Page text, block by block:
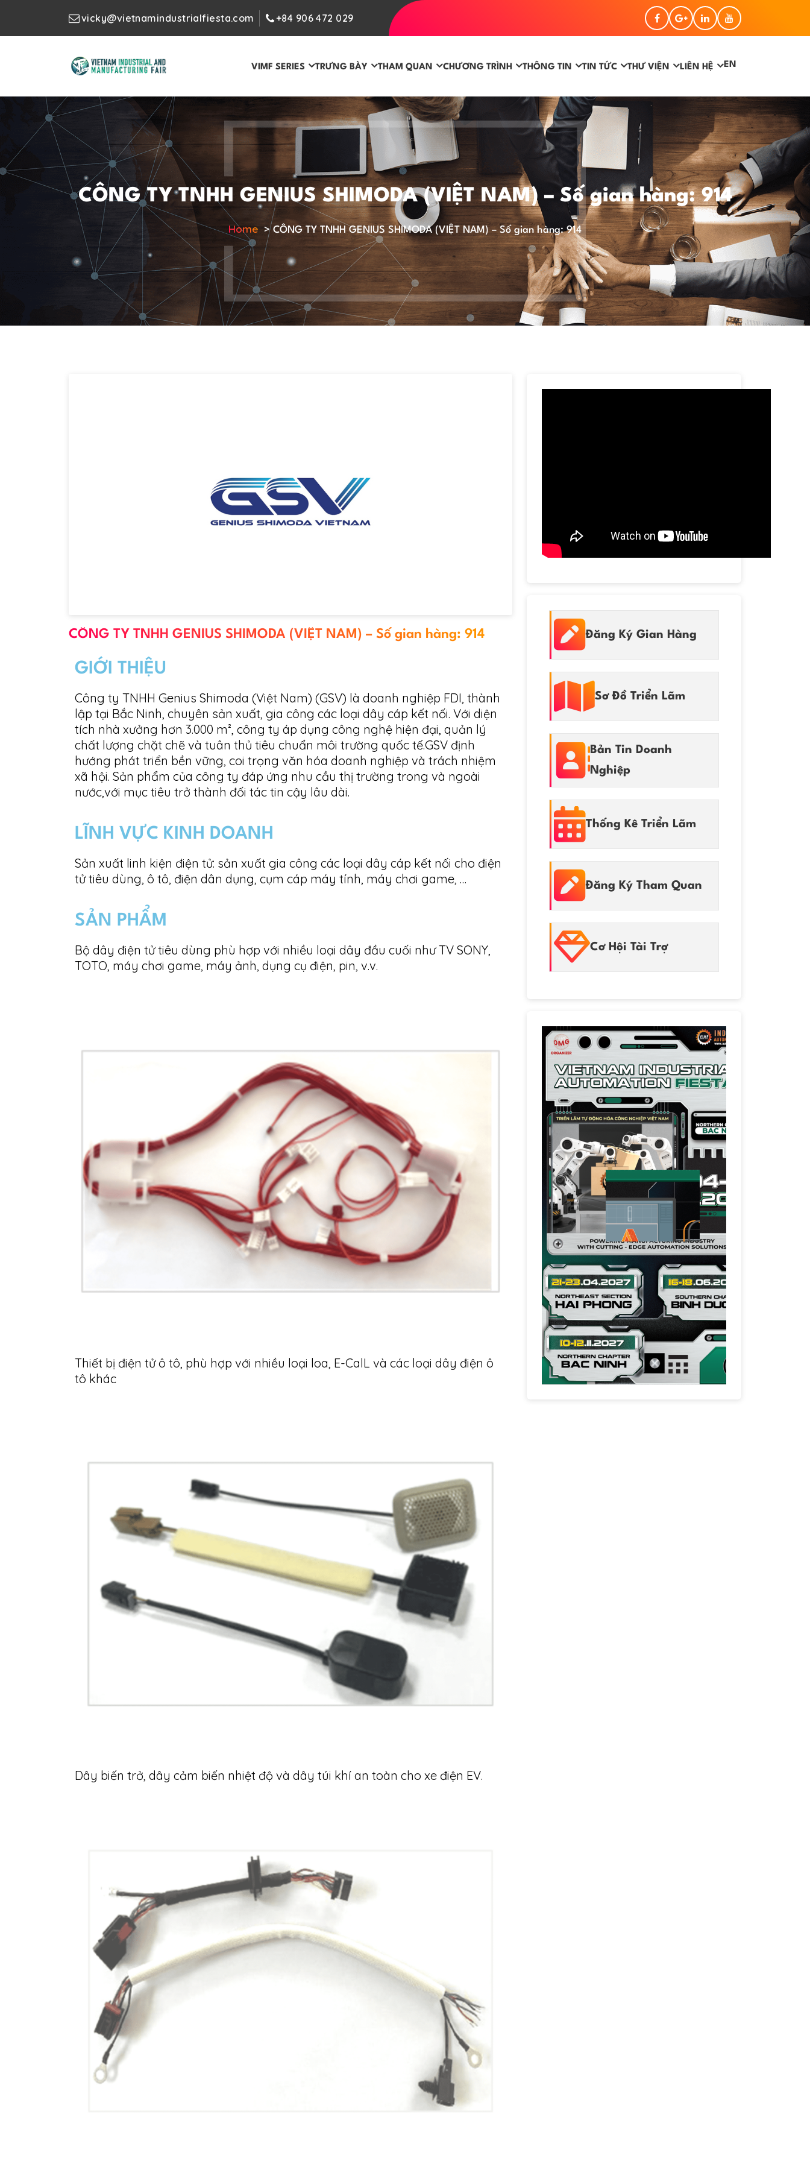
vicky@vietnamindustrialfiesta.com +84 906 472 029
VIMF SERIES TRƯNG BÀY THAM QUAN CHƯƠNG TRÌNH THÔNG TIN TIN TỨC THƯ VIỆN LIÊN HỆ EN
CÔNG TY TNHH GENIUS SHIMODA (VIỆT NAM) – Số gian hàng: 914
Home >CÔNG TY TNHH GENIUS SHIMODA (VIỆT NAM) – Số gian hàng: 914
CÔNG TY TNHH GENIUS SHIMODA (VIỆT NAM) – Số gian hàng: 914
GIỚI THIỆU
Công ty TNHH Genius Shimoda (Việt Nam) (GSV) là doanh nghiệp FDI, thành
lập tại Bắc Ninh, chuyên sản xuất, gia công các loại dây cáp kết nối. Với diện
tích nhà xưởng hơn 3.000 m², công ty áp dụng công nghệ hiện đại, quản lý
chất lượng chặt chẽ và tuân thủ tiêu chuẩn môi trường quốc tế.GSV định
hướng phát triển bền vững, coi trọng văn hóa doanh nghiệp và trách nhiệm
xã hội. Sản phẩm của công ty đáp ứng nhu cầu thị trường trong và ngoài
nước,với mục tiêu trở thành đối tác tin cậy lâu dài.
LĨNH VỰC KINH DOANH
Sản xuất linh kiện điện tử: sản xuất gia công các loại dây cáp kết nối cho điện
tử tiêu dùng, ô tô, điện dân dụng, cụm cáp máy tính, máy chơi game, …
SẢN PHẨM
Bộ dây điện tử tiêu dùng phù hợp với nhiều loại dây đầu cuối như TV SONY,
TOTO, máy chơi game, máy ảnh, dụng cụ điện, pin, v.v.
Thiết bị điện tử ô tô, phù hợp với nhiều loại loa, E-CalL và các loại dây điện ô
tô khác
Dây biến trở, dây cảm biến nhiệt độ và dây túi khí an toàn cho xe điện EV.
Đăng Ký Gian Hàng
Sơ Đồ Triển Lãm
Bản Tin Doanh
Nghiệp
Thống Kê Triển Lãm
Đăng Ký Tham Quan
Cơ Hội Tài Trợ